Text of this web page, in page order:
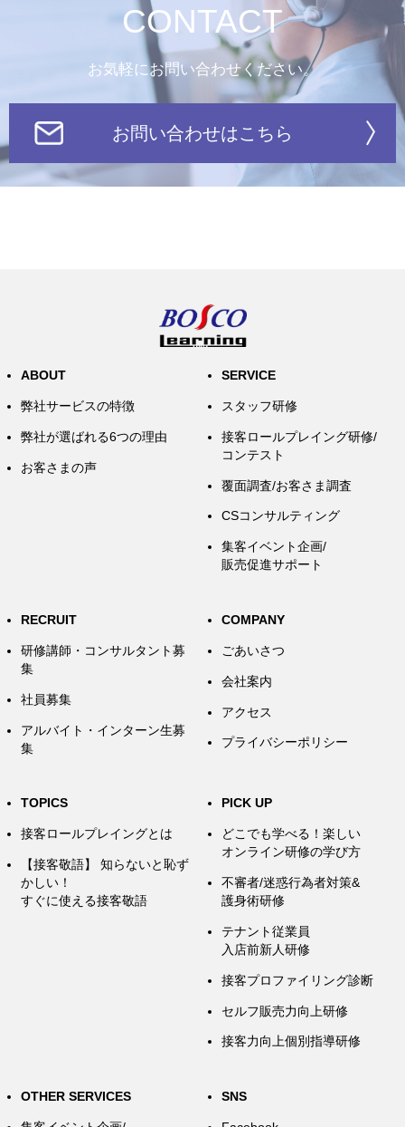
CONTACT
お気軽にお問い合わせください。
お問い合わせはこちら
ABOUT
弊社サービスの特徴
弊社が選ばれる6つの理由
お客さまの声
SERVICE
スタッフ研修
接客ロールプレイング研修/
コンテスト
覆面調査/お客さま調査
CSコンサルティング
集客イベント企画/
販売促進サポート
RECRUIT
研修講師・コンサルタント募
集
社員募集
アルバイト・インターン生募
集
COMPANY
ごあいさつ
会社案内
アクセス
プライバシーポリシー
TOPICS
接客ロールプレイングとは
【接客敬語】 知らないと恥ず
かしい！
すぐに使える接客敬語
PICK UP
どこでも学べる！楽しい
オンライン研修の学び方
不審者/迷惑行為者対策&
護身術研修
テナント従業員
入店前新人研修
接客プロファイリング診断
セルフ販売力向上研修
接客力向上個別指導研修
OTHER SERVICES SNS